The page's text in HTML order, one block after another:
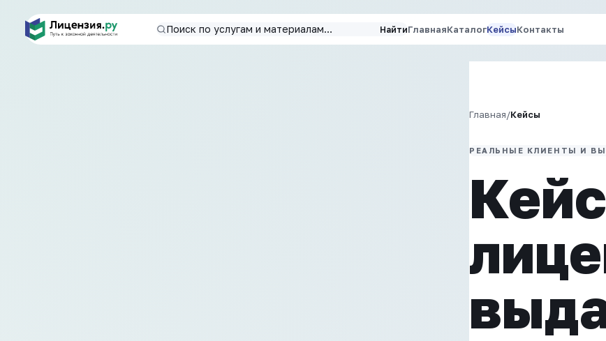
НайтиГлавнаяКаталогКейсыКонтакты
Главная/Кейсы
РЕАЛЬНЫЕ КЛИЕНТЫ И